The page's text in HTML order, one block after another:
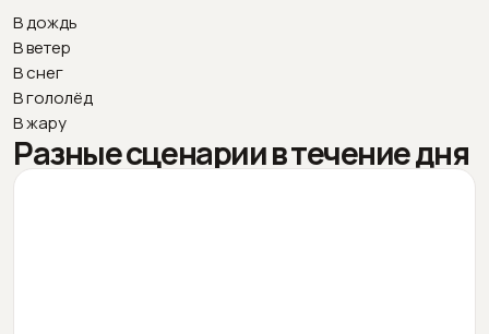
В дождь
В ветер
В снег
В гололёд
В жару
Разные сценарии в течение дня